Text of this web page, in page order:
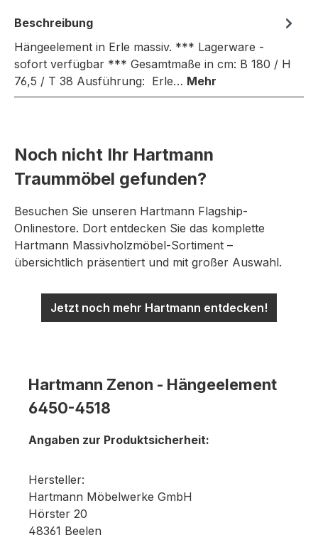
Beschreibung
Hängeelement in Erle massiv. *** Lagerware -
sofort verfügbar *** Gesamtmaße in cm: B 180 / H
76,5 / T 38 Ausführung: Erle… Mehr
Noch nicht Ihr Hartmann
Traummöbel gefunden?
Besuchen Sie unseren Hartmann Flagship-
Onlinestore. Dort entdecken Sie das komplette
Hartmann Massivholzmöbel-Sortiment –
übersichtlich präsentiert und mit großer Auswahl.
Jetzt noch mehr Hartmann entdecken!
Hartmann Zenon - Hängeelement
6450-4518
Angaben zur Produktsicherheit:
Hersteller:
Hartmann Möbelwerke GmbH
Hörster 20
48361 Beelen